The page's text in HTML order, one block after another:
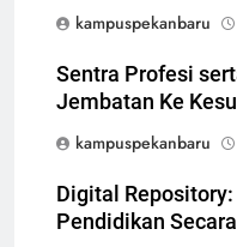
kampuspekanbaru
Sentra Profesi
Jembatan Ke
kampuspekanbaru
Digital
Pendidikan